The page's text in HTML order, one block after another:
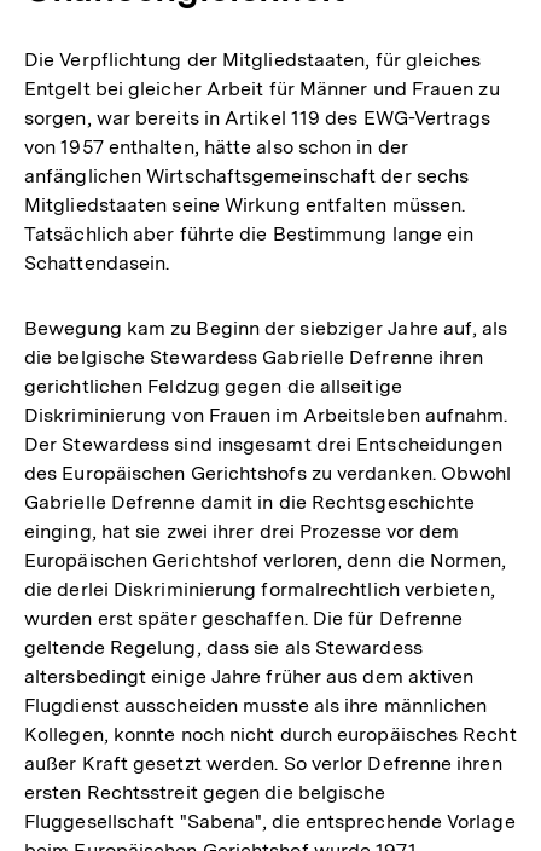
Die Verpflichtung der Mitgliedstaaten, für gleiches
Entgelt bei gleicher Arbeit für Männer und Frauen zu
sorgen, war bereits in Artikel 119 des EWG-Vertrags
von 1957 enthalten, hätte also schon in der
anfänglichen Wirtschaftsgemeinschaft der sechs
Mitgliedstaaten seine Wirkung entfalten müssen.
Tatsächlich aber führte die Bestimmung lange ein
Schattendasein.
Bewegung kam zu Beginn der siebziger Jahre auf, als
die belgische Stewardess Gabrielle Defrenne ihren
gerichtlichen Feldzug gegen die allseitige
Diskriminierung von Frauen im Arbeitsleben aufnahm.
Der Stewardess sind insgesamt drei Entscheidungen
des Europäischen Gerichtshofs zu verdanken. Obwohl
Gabrielle Defrenne damit in die Rechtsgeschichte
einging, hat sie zwei ihrer drei Prozesse vor dem
Europäischen Gerichtshof verloren, denn die Normen,
die derlei Diskriminierung formalrechtlich verbieten,
wurden erst später geschaffen. Die für Defrenne
geltende Regelung, dass sie als Stewardess
altersbedingt einige Jahre früher aus dem aktiven
Flugdienst ausscheiden musste als ihre männlichen
Kollegen, konnte noch nicht durch europäisches Recht
außer Kraft gesetzt werden. So verlor Defrenne ihren
ersten Rechtsstreit gegen die belgische
Fluggesellschaft "Sabena", die entsprechende Vorlage